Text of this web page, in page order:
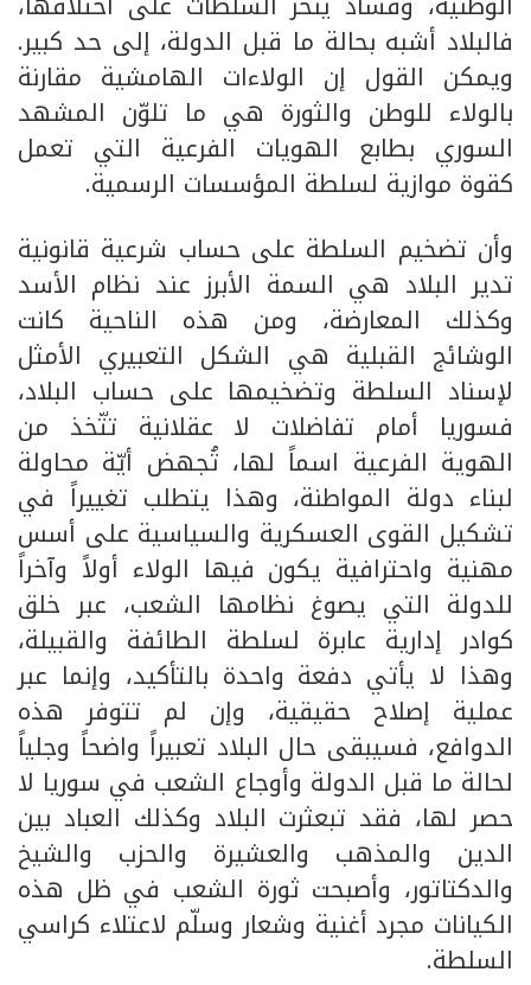
فالبلاد أشبه بحالة ما قبل الدولة، إلى حد كبير.
ويمكن القول إن الولاءات الهامشية مقارنة
بالولاء للوطن والثورة هي ما تلوّن المشهد
السوري بطابع الهويات الفرعية التي تعمل
كقوة موازية لسلطة المؤسسات الرسمية.
وأن تضخيم السلطة على حساب شرعية قانونية
تدير البلاد هي السمة الأبرز عند نظام الأسد
وكذلك المعارضة، ومن هذه الناحية كانت
الوشائج القبلية هي الشكل التعبيري الأمثل
لإسناد السلطة وتضخيمها على حساب البلاد،
فسوريا أمام تفاضلات لا عقلانية تتّخذ من
الهوية الفرعية اسماً لها، تُجهض أيّة محاولة
لبناء دولة المواطنة، وهذا يتطلب تغييراً في
تشكيل القوى العسكرية والسياسية على أسس
مهنية واحترافية يكون فيها الولاء أولاً وآخراً
للدولة التي يصوغ نظامها الشعب، عبر خلق
كوادر إدارية عابرة لسلطة الطائفة والقبيلة،
وهذا لا يأتي دفعة واحدة بالتأكيد، وإنما عبر
عملية إصلاح حقيقية، وإن لم تتوفر هذه
الدوافع، فسيبقى حال البلاد تعبيراً واضحاً وجلياً
لحالة ما قبل الدولة وأوجاع الشعب في سوريا لا
حصر لها، فقد تبعثرت البلاد وكذلك العباد بين
الدين والمذهب والعشيرة والحزب والشيخ
والدكتاتور، وأصبحت ثورة الشعب في ظل هذه
الكيانات مجرد أغنية وشعار وسلّم لاعتلاء كراسي
السلطة.